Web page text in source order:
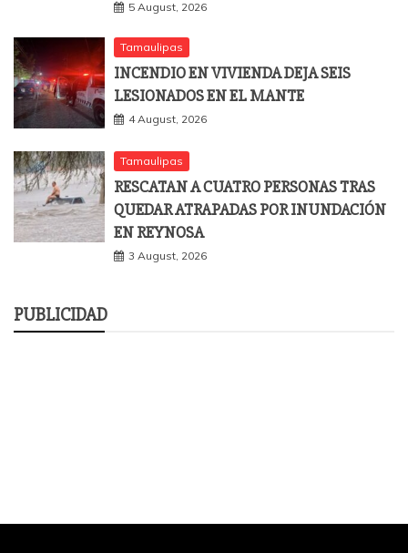
5 August, 2026
Tamaulipas
INCENDIO EN VIVIENDA DEJA SEIS
LESIONADOS EN EL MANTE
4 August, 2026
Tamaulipas
RESCATAN A CUATRO PERSONAS TRAS
QUEDAR ATRAPADAS POR INUNDACIÓN
EN REYNOSA
3 August, 2026
PUBLICIDAD